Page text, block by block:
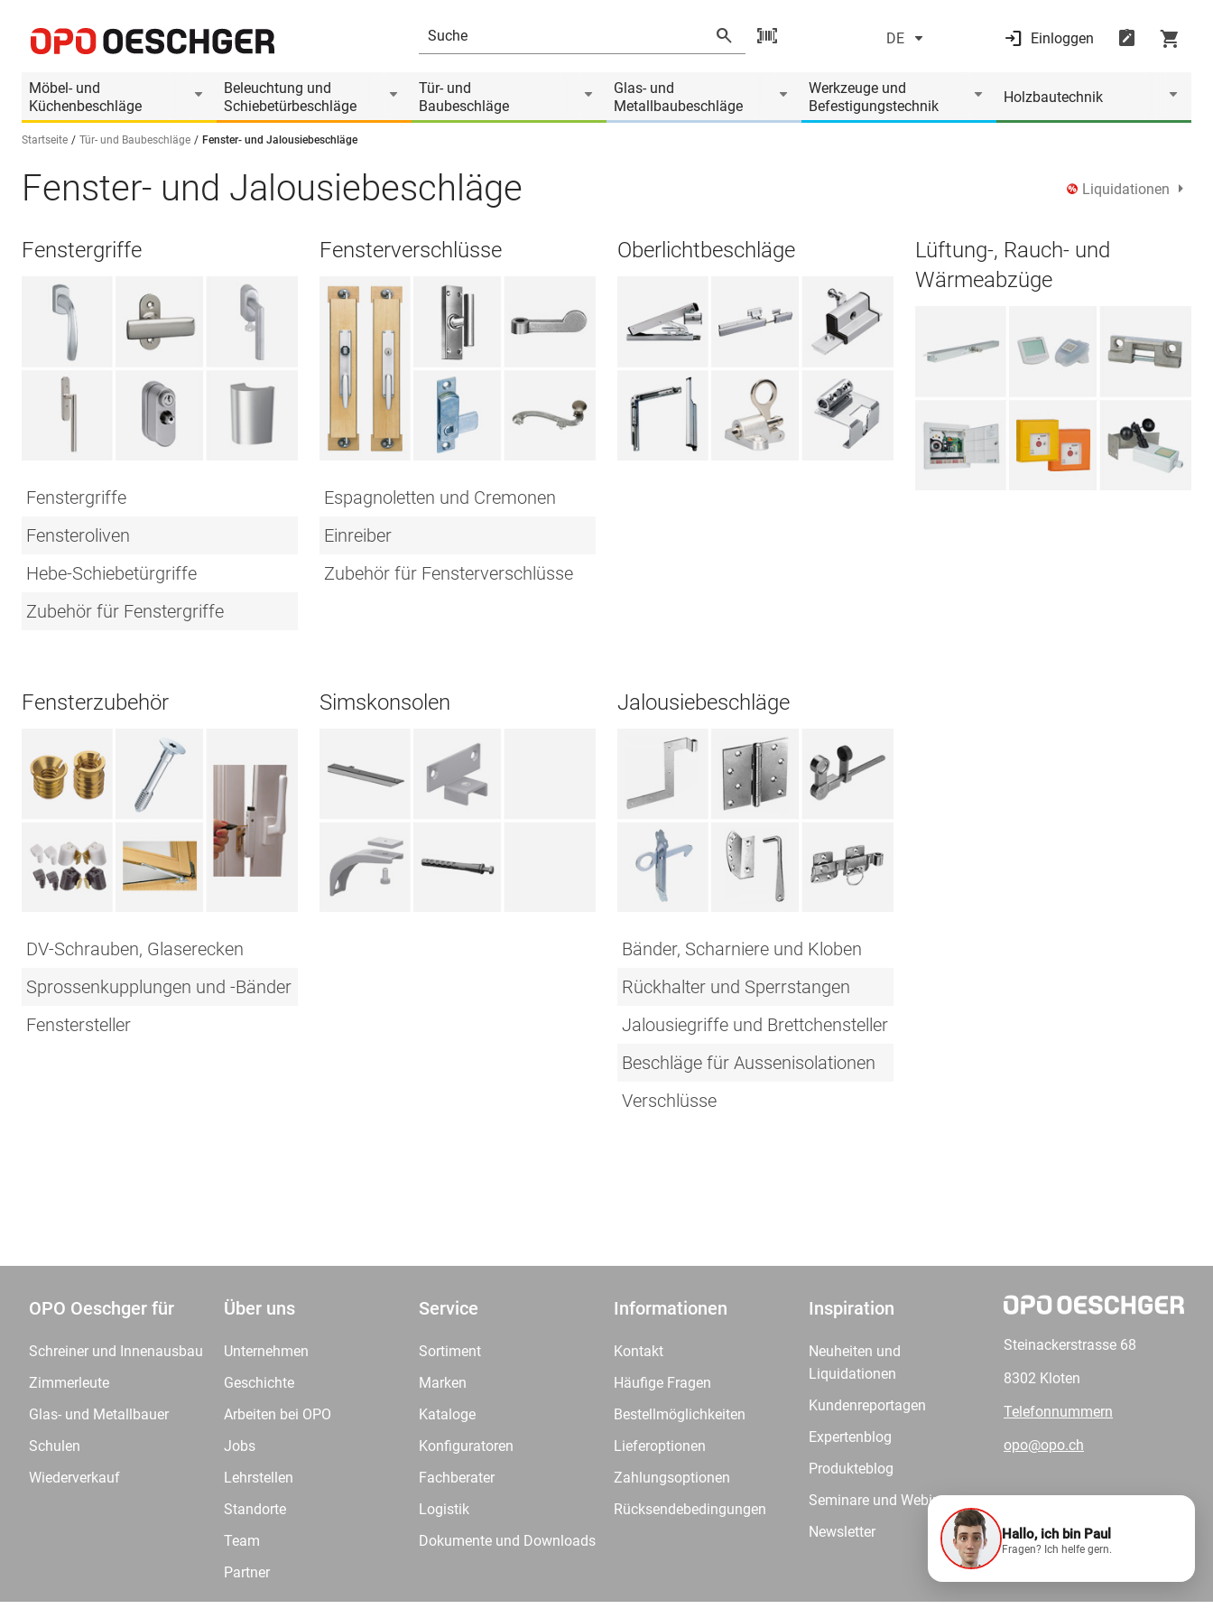
DE Einloggen
Möbel- und
Küchenbeschläge
Beleuchtung und
Schiebetürbeschläge
Tür- und
Baubeschläge
Glas- und
Metallbaubeschläge
Werkzeuge und
Befestigungstechnik
Holzbautechnik
Sprache wählen (DE)
Startseite Tür- und Baubeschläge Fenster- und Jalousiebeschläge
Fenster- und Jalousiebeschläge Liquidationen
Fenstergriffe
Fenstergriffe
Fensteroliven
Hebe-Schiebetürgriffe
Zubehör für Fenstergriffe
Fensterverschlüsse
Espagnoletten und Cremonen
Einreiber
Zubehör für Fensterverschlüsse
Oberlichtbeschläge
Lüftung-, Rauch- und
Wärmeabzüge
Fensterzubehör
DV-Schrauben, Glaserecken
Sprossenkupplungen und -Bänder
Fenstersteller
Simskonsolen Jalousiebeschläge
Bänder, Scharniere und Kloben
Rückhalter und Sperrstangen
Jalousiegriffe und Brettchensteller
Beschläge für Aussenisolationen
Verschlüsse
OPO Oeschger für
Schreiner und Innenausbau
Zimmerleute
Glas- und Metallbauer
Schulen
Wiederverkauf
Über uns
Unternehmen
Geschichte
Arbeiten bei OPO
Jobs
Lehrstellen
Standorte
Team
Partner
Service
Sortiment
Marken
Kataloge
Konfiguratoren
Fachberater
Logistik
Dokumente und Downloads
Informationen
Kontakt
Häufige Fragen
Bestellmöglichkeiten
Lieferoptionen
Zahlungsoptionen
Rücksendebedingungen
Inspiration
Neuheiten und
Liquidationen
Kundenreportagen
Expertenblog
Produkteblog
Seminare und Webinare
Newsletter
Steinackerstrasse 68
8302 Kloten
Telefonnummern
opo@opo.ch
Wir liefern.
Hallo, ich bin Paul
Fragen? Ich helfe gern.